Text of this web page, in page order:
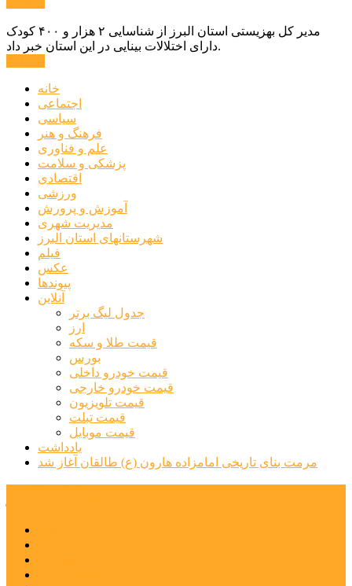
مدیر کل بهزیستی استان البرز از شناسایی ۲ هزار و ۴۰۰ کودک
دارای اختلالات بینایی در این استان خبر داد.
خانه
اجتماعی
سیاسی
فرهنگ و هنر
علم و فناوری
پزشکی و سلامت
اقتصادی
ورزشی
آموزش و پرورش
مدیریت شهری
شهرستانهای استان البرز
فیلم
عکس
پیوندها
آنلاین
جدول لیگ برتر
ارز
قیمت طلا و سکه
بورس
قیمت خودرو داخلی
قیمت خودرو خارجی
قیمت تلویزیون
قیمت تبلت
قیمت موبایل
یادداشت
مرمت بنای تاریخی امامزاده هارون (ع) طالقان آغاز شد